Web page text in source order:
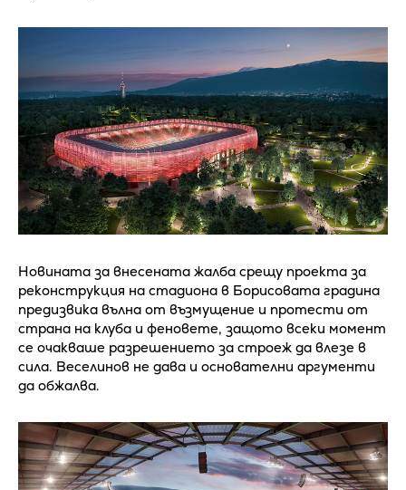
Новината за внесената жалба срещу проекта за
реконструкция на стадиона в Борисовата градина
предизвика вълна от възмущение и протести от
страна на клуба и феновете, защото всеки момент
се очакваше разрешението за строеж да влезе в
сила. Веселинов не дава и основателни аргументи
да обжалва.